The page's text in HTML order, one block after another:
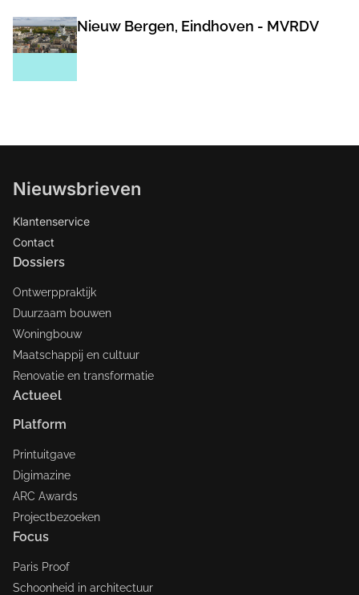
Nieuw Bergen, Eindhoven - MVRDV
Nieuwsbrieven
Klantenservice
Contact
Dossiers
Ontwerppraktijk
Duurzaam bouwen
Woningbouw
Maatschappij en cultuur
Renovatie en transformatie
Actueel
Platform
Printuitgave
Digimazine
ARC Awards
Projectbezoeken
Focus
Paris Proof
Schoonheid in architectuur